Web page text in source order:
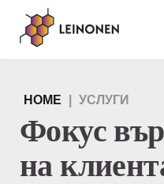
HOME УСЛУГИ
Фокус
на